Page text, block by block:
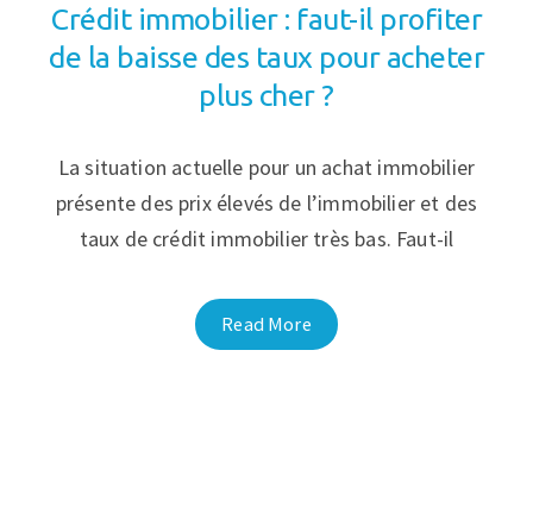
Crédit immobilier : faut-il profiter
de la baisse des taux pour acheter
plus cher ?
La situation actuelle pour un achat immobilier
présente des prix élevés de l’immobilier et des
taux de crédit immobilier très bas. Faut-il
Read More